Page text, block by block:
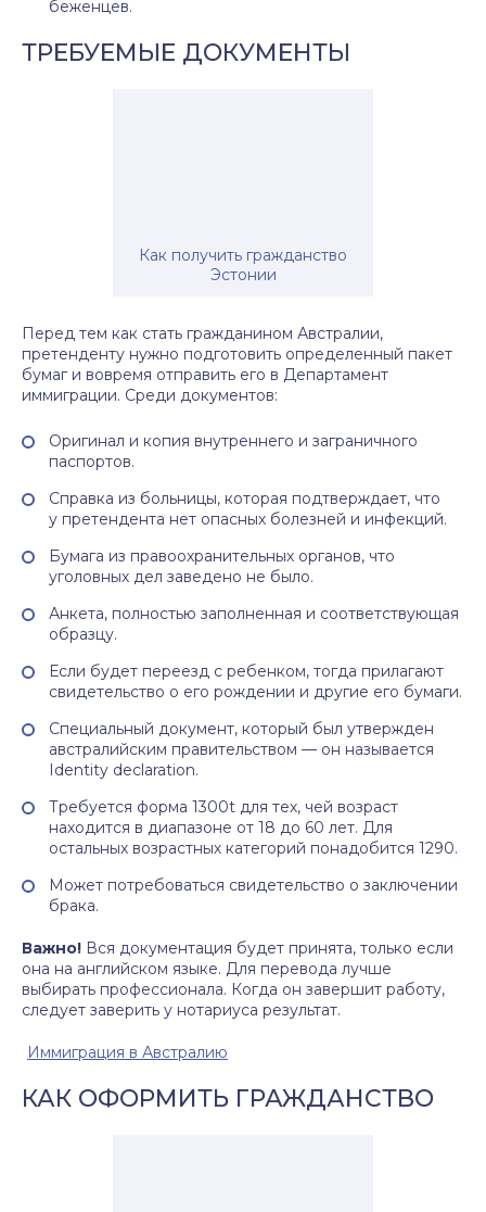
беженцев.
ТРЕБУЕМЫЕ ДОКУМЕНТЫ
Как получить гражданство
Эстонии
Перед тем как стать гражданином Австралии,
претенденту нужно подготовить определенный пакет
бумаг и вовремя отправить его в Департамент
иммиграции. Среди документов:
Оригинал и копия внутреннего и заграничного
паспортов.
Справка из больницы, которая подтверждает, что
у претендента нет опасных болезней и инфекций.
Бумага из правоохранительных органов, что
уголовных дел заведено не было.
Анкета, полностью заполненная и соответствующая
образцу.
Если будет переезд с ребенком, тогда прилагают
свидетельство о его рождении и другие его бумаги.
Специальный документ, который был утвержден
австралийским правительством — он называется
Identity declaration.
Требуется форма 1300t для тех, чей возраст
находится в диапазоне от 18 до 60 лет. Для
остальных возрастных категорий понадобится 1290.
Может потребоваться свидетельство о заключении
брака.
Важно! Вся документация будет принята, только если
она на английском языке. Для перевода лучше
выбирать профессионала. Когда он завершит работу,
следует заверить у нотариуса результат.
Иммиграция в Австралию
КАК ОФОРМИТЬ ГРАЖДАНСТВО